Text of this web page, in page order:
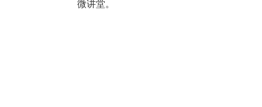
微讲堂。